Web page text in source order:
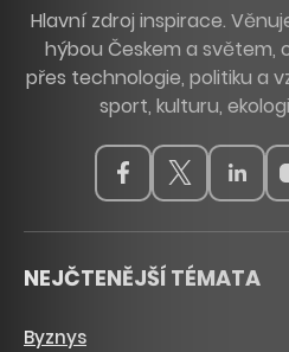
Hlavní zdroj inspirace.
hýbou Českem a světem,
přes technologie, politiku a
sport, kulturu,
NEJČTENĚJŠÍ TÉMATA
Byznys